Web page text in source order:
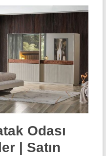
Odası
| Satın